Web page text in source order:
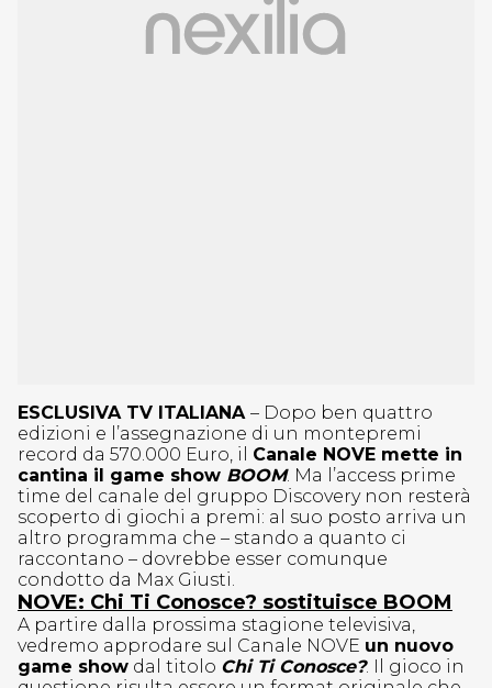
ESCLUSIVA TV ITALIANA – Dopo ben quattro
edizioni e l’assegnazione di un montepremi
record da 570.000 Euro, il Canale NOVE mette in
cantina il game show BOOM. Ma l’access prime
time del canale del gruppo Discovery non resterà
scoperto di giochi a premi: al suo posto arriva un
altro programma che – stando a quanto ci
raccontano – dovrebbe esser comunque
condotto da Max Giusti.
NOVE: Chi Ti Conosce? sostituisce BOOM
A partire dalla prossima stagione televisiva,
vedremo approdare sul Canale NOVE un nuovo
game show dal titolo Chi Ti Conosce?. Il gioco in